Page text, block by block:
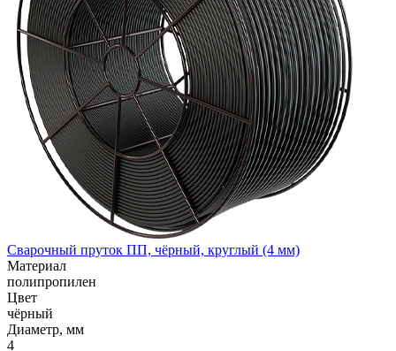
Сварочный пруток ПП, чёрный, круглый (4 мм)
Материал
полипропилен
Цвет
чёрный
Диаметр, мм
4